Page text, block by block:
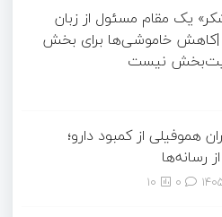
یک مقام مسئول از زبان
|کاهش خاموشی‌ها برای بخش
نیست
هموفیلی از کمبود دارو؛
رسانه‌ها
10